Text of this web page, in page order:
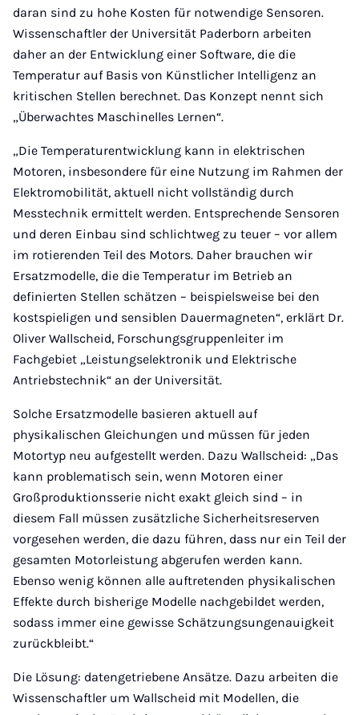
daran sind zu hohe Kosten für notwendige Sensoren.
Wissenschaftler der Universität Paderborn arbeiten
daher an der Entwicklung einer Software, die die
Temperatur auf Basis von Künstlicher Intelligenz an
kritischen Stellen berechnet. Das Konzept nennt sich
„Überwachtes Maschinelles Lernen“.
„Die Temperaturentwicklung kann in elektrischen
Motoren, insbesondere für eine Nutzung im Rahmen der
Elektromobilität, aktuell nicht vollständig durch
Messtechnik ermittelt werden. Entsprechende Sensoren
und deren Einbau sind schlichtweg zu teuer – vor allem
im rotierenden Teil des Motors. Daher brauchen wir
Ersatzmodelle, die die Temperatur im Betrieb an
definierten Stellen schätzen – beispielsweise bei den
kostspieligen und sensiblen Dauermagneten“, erklärt Dr.
Oliver Wallscheid, Forschungsgruppenleiter im
Fachgebiet „Leistungselektronik und Elektrische
Antriebstechnik“ an der Universität.
Solche Ersatzmodelle basieren aktuell auf
physikalischen Gleichungen und müssen für jeden
Motortyp neu aufgestellt werden. Dazu Wallscheid: „Das
kann problematisch sein, wenn Motoren einer
Großproduktionsserie nicht exakt gleich sind – in
diesem Fall müssen zusätzliche Sicherheitsreserven
vorgesehen werden, die dazu führen, dass nur ein Teil der
gesamten Motorleistung abgerufen werden kann.
Ebenso wenig können alle auftretenden physikalischen
Effekte durch bisherige Modelle nachgebildet werden,
sodass immer eine gewisse Schätzungsungenauigkeit
zurückbleibt.“
Die Lösung: datengetriebene Ansätze. Dazu arbeiten die
Wissenschaftler um Wallscheid mit Modellen, die